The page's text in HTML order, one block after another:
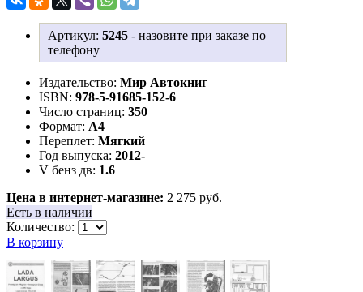
Артикул: 5245 - назовите при заказе по
телефону
Издательство: Мир Автокниг
ISBN: 978-5-91685-152-6
Число страниц: 350
Формат: А4
Переплет: Мягкий
Год выпуска: 2012-
V бенз дв: 1.6
Цена в интернет-магазине: 2 275 руб.
Есть в наличии
Количество:
В корзину